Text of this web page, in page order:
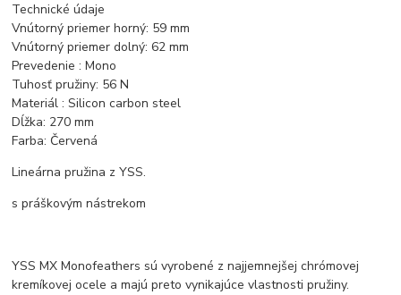
Technické údaje
Vnútorný priemer horný: 59 mm
Vnútorný priemer dolný: 62 mm
Prevedenie : Mono
Tuhosť pružiny: 56 N
Materiál : Silicon carbon steel
Dĺžka: 270 mm
Farba: Červená
Lineárna pružina z YSS.
s práškovým nástrekom
YSS MX Monofeathers sú vyrobené z najjemnejšej chrómovej
kremíkovej ocele a majú preto vynikajúce vlastnosti pružiny.